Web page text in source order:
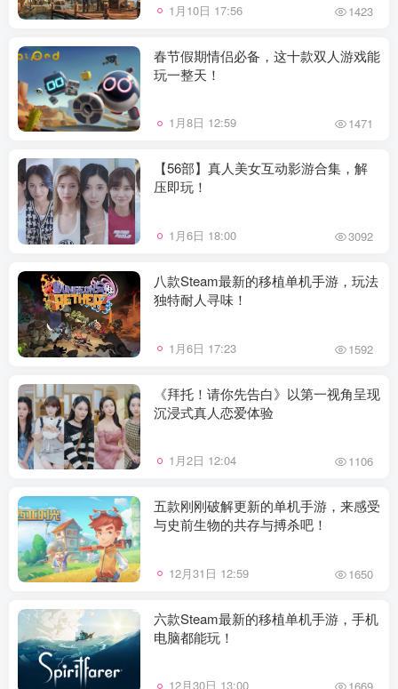
1月10日 17:56 1423
春节假期情侣必备，这十款双人游戏能
玩一整天！
1月8日 12:59 1471
【56部】真人美女互动影游合集，解
压即玩！
1月6日 18:00 3092
八款Steam最新的移植单机手游，玩法
独特耐人寻味！
1月6日 17:23 1592
《拜托！请你先告白》以第一视角呈现
沉浸式真人恋爱体验
1月2日 12:04 1106
五款刚刚破解更新的单机手游，来感受
与史前生物的共存与搏杀吧！
12月31日 12:59 1650
六款Steam最新的移植单机手游，手机
电脑都能玩！
12月30日 13:00